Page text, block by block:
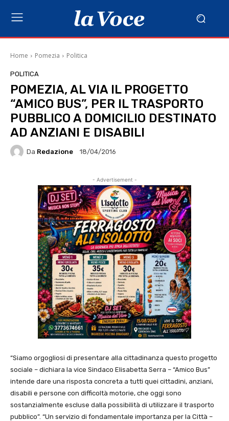
Home Pomezia Politica
POLITICA
POMEZIA, AL VIA IL PROGETTO
“AMICO BUS”, PER IL TRASPORTO
PUBBLICO A DOMICILIO DESTINATO
AD ANZIANI E DISABILI
Da Redazione 18/04/2016
- Advertisement -
“Siamo orgogliosi di presentare alla cittadinanza questo progetto
sociale – dichiara la vice Sindaco Elisabetta Serra – “Amico Bus”
intende dare una risposta concreta a tutti quei cittadini, anziani,
disabili e persone con difficoltà motorie, che oggi sono
sostanzialmente escluse dalla possibilità di utilizzare il trasporto
pubblico”. “Un servizio di fondamentale importanza per la Città –